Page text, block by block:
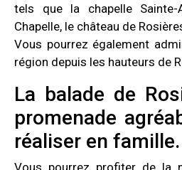
tels que la chapelle
Chapelle, le château de
Vous pourrez également
région depuis les hauteurs de
La balade de
promenade
réaliser en famille.
Vous pourrez profiter de la